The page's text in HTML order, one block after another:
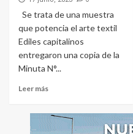
Se trata de una muestra
que potencia el arte textil
Ediles capitalinos
entregaron una copia de la
Minuta N°...
Leer más